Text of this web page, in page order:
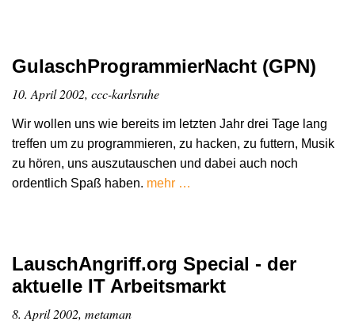
GulaschProgrammierNacht (GPN)
10. April 2002, ccc-karlsruhe
Wir wollen uns wie bereits im letzten Jahr drei Tage lang
treffen um zu programmieren, zu hacken, zu futtern, Musik
zu hören, uns auszutauschen und dabei auch noch
ordentlich Spaß haben. mehr …
LauschAngriff.org Special - der
aktuelle IT Arbeitsmarkt
8. April 2002, metaman